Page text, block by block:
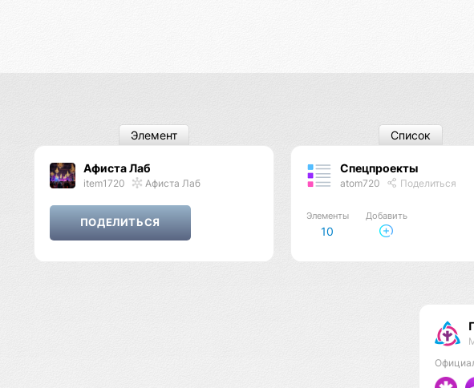
Афиста Лаб
item1720 Афиста Лаб
Элемент
Спецпроекты
atom720 Поделиться
Элементы
10
Добавить
Список